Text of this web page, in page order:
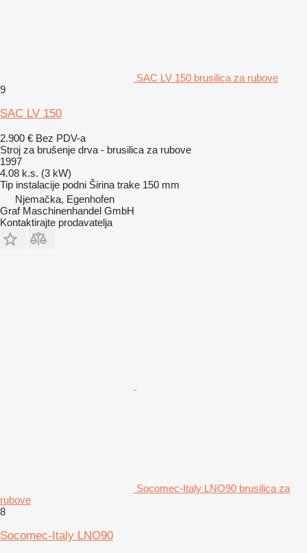
SAC LV 150 brusilica za rubove
9
SAC LV 150
2.900 € Bez PDV-a
Stroj za brušenje drva - brusilica za rubove
1997
4.08 k.s. (3 kW)
Tip instalacije podni Širina trake 150 mm
Njemačka, Egenhofen
Graf Maschinenhandel GmbH
Kontaktirajte prodavatelja
Socomec-Italy LNO90 brusilica za
rubove
8
Socomec-Italy LNO90